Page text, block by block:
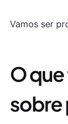
Vamos ser
O